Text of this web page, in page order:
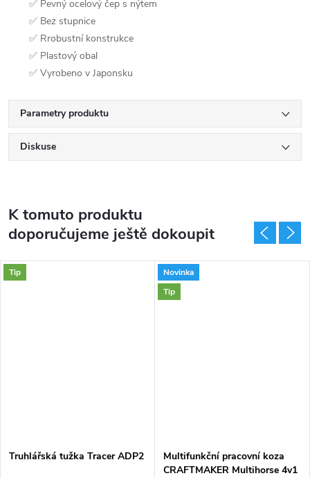
✅ Pevný ocelový čep s nýtem
✅ Bez stupnice
✅ Rrobustní konstrukce
✅ Plastový obal
✅ Vyrobeno v Japonsku
Parametry produktu
Diskuse
K tomuto produktu
doporučujeme ještě dokoupit
Tip
Truhlářská tužka Tracer ADP2
Novinka
Tip
Multifunkční pracovní koza
CRAFTMAKER Multihorse 4v1